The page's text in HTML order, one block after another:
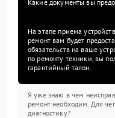
Какие документы вы
На этапе приема
ремонт вам будет
обязательств на ваше
по ремонту техники, вы
гарантийный талон.
Я уже знаю в чем
ремонт необходим. Для
диагностику?